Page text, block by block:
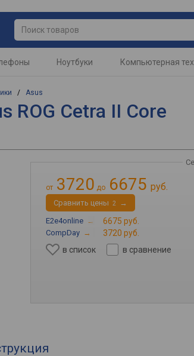
Ноутбуки Компьютерная
/ Asus
ROG Cetra II Core
от 3720 до 6675 руб.
Cравнить цены 2 →
E2e4online → 6675 руб.
CompDay →
3720 руб.
в список
в сравнение